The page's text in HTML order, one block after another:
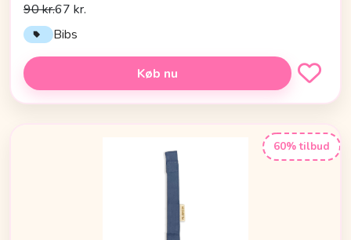
90 kr.67 kr.
Bibs
Køb nu
60% tilbud